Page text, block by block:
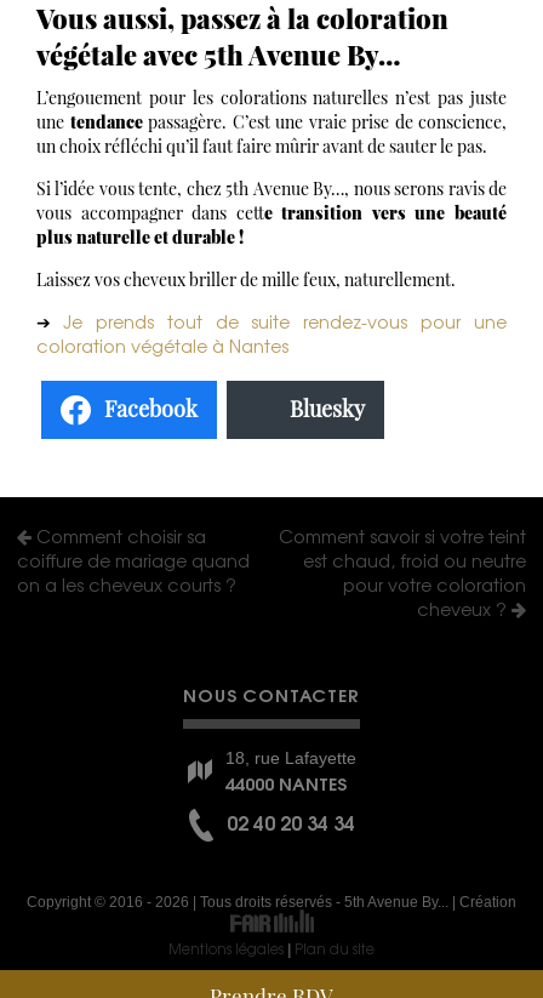
Vous aussi, passez à la coloration
végétale avec 5th Avenue By…
L’engouement pour les colorations naturelles n’est pas juste
une tendancepassagère. C’est une vraie prise de conscience,
un choix réfléchi qu’il faut faire mûrir avant de sauter le pas.
Si l’idée vous tente, chez 5th Avenue By…, nous serons ravis de
vous accompagner dans cette transition vers une beauté
plus naturelle et durable !
Laissez vos cheveux briller de mille feux, naturellement.
➔ Je prends tout de suite rendez-vous pour une
coloration végétale à Nantes
Facebook Bluesky
Comment choisir sa
coiffure de mariage quand
on a les cheveux courts ?
Comment savoir si votre teint
est chaud, froid ou neutre
pour votre coloration
cheveux ?
NOUS CONTACTER
18, rue Lafayette
44000 NANTES
02 40 20 34 34
Copyright © 2016 - 2026 | Tous droits réservés - 5th Avenue By... | Création
Mentions légales Plan du site